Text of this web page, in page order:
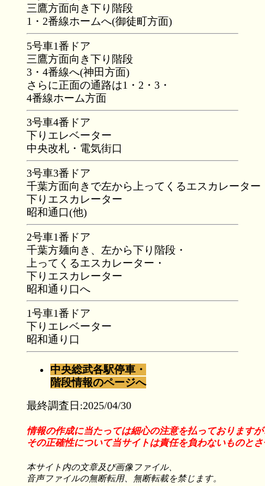
三鷹方面向き下り階段
1・2番線ホームへ(御徒町方面)
5号車1番ドア
三鷹方面向き下り階段
3・4番線へ(神田方面)
さらに正面の通路は1・2・3・
4番線ホーム方面
3号車4番ドア
下りエレベーター
中央改札・電気街口
3号車3番ドア
千葉方面向きで左から上ってくるエスカレーター
下りエスカレーター
昭和通口(他)
2号車1番ドア
千葉方麺向き、左から下り階段・
上ってくるエスカレーター・
下りエスカレーター
昭和通り口へ
1号車1番ドア
下りエレベーター
昭和通り口
中央総武各駅停車・
階段情報のページへ
最終調査日:2025/04/30
情報の作成に当たっては細心の注意を払っておりますが
その正確性について当サイトは責任を負わないものと
本サイト内の文章及び画像ファイル、
音声ファイルの無断転用、無断転載を禁じます。